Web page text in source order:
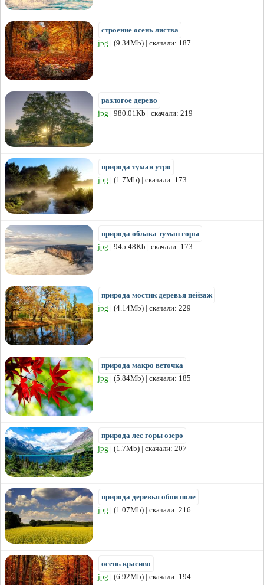
строение осень листва
jpg | (9.34Mb) | скачали: 187
разлогое дерево
jpg | 980.01Kb | скачали: 219
природа туман утро
jpg | (1.7Mb) | скачали: 173
природа облака туман горы
jpg | 945.48Kb | скачали: 173
природа мостик деревья пейзаж
jpg | (4.14Mb) | скачали: 229
природа макро веточка
jpg | (5.84Mb) | скачали: 185
природа лес горы озеро
jpg | (1.7Mb) | скачали: 207
природа деревья обои поле
jpg | (1.07Mb) | скачали: 216
осень красиво
jpg | (6.92Mb) | скачали: 194